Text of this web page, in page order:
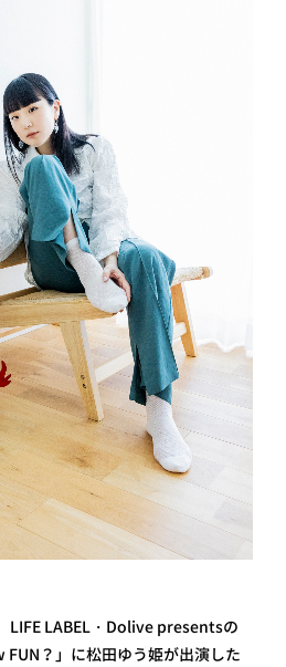
LIFE LABEL・Dolive presentsの
FUN？」に松田ゆう姫が出演した